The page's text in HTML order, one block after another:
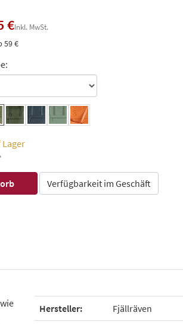
€Inkl. MwSt.
59 €
Lager
Verfügbarkeit im Geschäft
Hersteller: Fjällräven